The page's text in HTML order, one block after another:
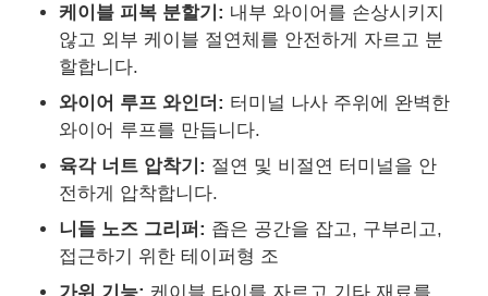
제품 소개
동영상
케이블 피복 분할기: 내부 와이어를 손상시키지
않고 외부 케이블 절연체를 안전하게 자르고 분
할합니다.
와이어 루프 와인더: 터미널 나사 주위에 완벽한
와이어 루프를 만듭니다.
육각 너트 압착기: 절연 및 비절연 터미널을 안
전하게 압착합니다.
니들 노즈 그리퍼: 좁은 공간을 잡고, 구부리고,
접근하기 위한 테이퍼형 조
가위 기능: 케이블 타이를 자르고 기타 재료를